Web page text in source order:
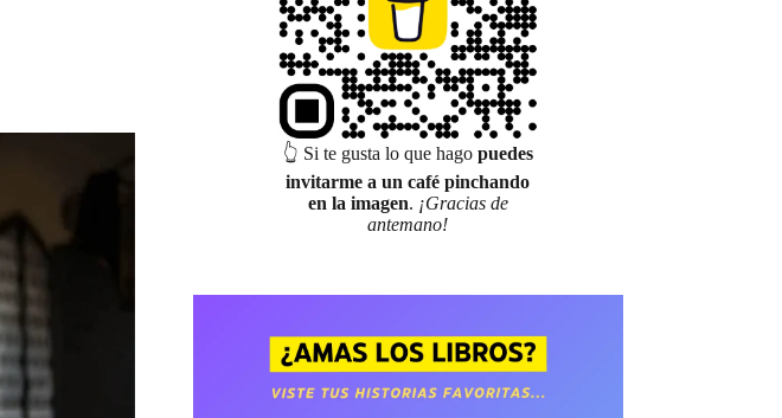
👆 Si te gusta lo que hago puedes
invitarme a un café pinchando
en la imagen. ¡Gracias de
antemano!